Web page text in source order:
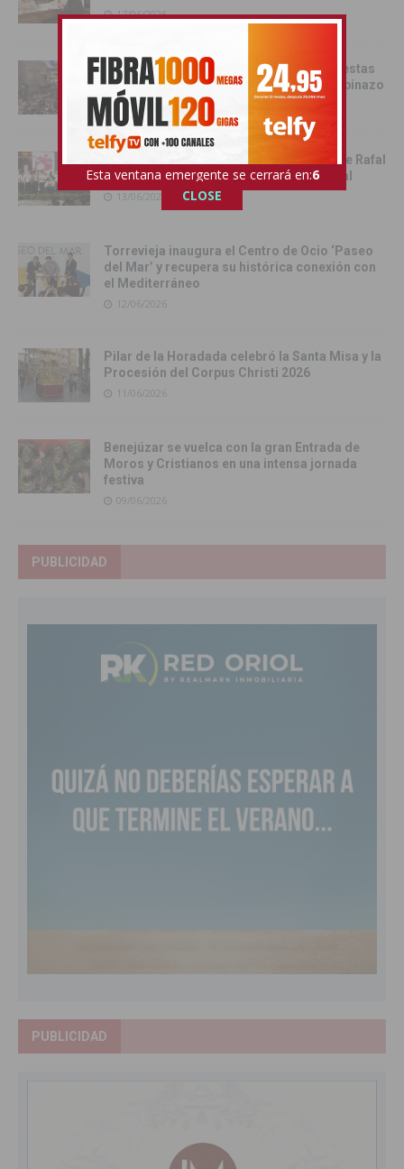
17/06/2026
Catral da el pistoletazo de salida a las fiestas
de San Juan 2026 con el Festival del Chupinazo
13/06/2026
Rafal celebra la tercera edición del Día de Rafal
con historia, cultura y convivencia vecinal
13/06/2026
Torrevieja inaugura el Centro de Ocio ‘Paseo
del Mar’ y recupera su histórica conexión con
el Mediterráneo
12/06/2026
Pilar de la Horadada celebró la Santa Misa y la
Procesión del Corpus Christi 2026
11/06/2026
Benejúzar se vuelca con la gran Entrada de
Moros y Cristianos en una intensa jornada
festiva
09/06/2026
PUBLICIDAD
PUBLICIDAD
Esta ventana emergente se cerrará en:4
CLOSE